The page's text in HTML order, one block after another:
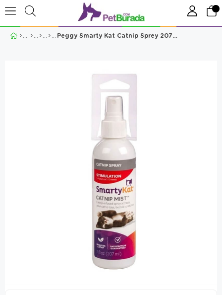
Peggy Smarty Kat Catnip Sprey 207 Ml